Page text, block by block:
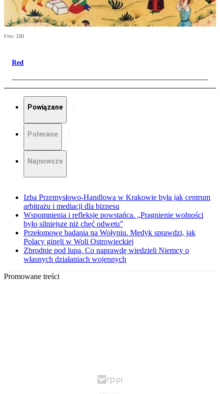
Foto: ŻIH
Red
Powiązane
Polecane
Najnowsze
Izba Przemysłowo-Handlowa w Krakowie była jak centrum
arbitrażu i mediacji dla biznesu
Wspomnienia i refleksje powstańca. „Pragnienie wolności
było silniejsze niż chęć odwetu”
Przełomowe badania na Wołyniu. Medyk sprawdzi, jak
Polacy ginęli w Woli Ostrowieckiej
Zbrodnie pod lupą. Co naprawdę wiedzieli Niemcy o
własnych działaniach wojennych
Promowane treści